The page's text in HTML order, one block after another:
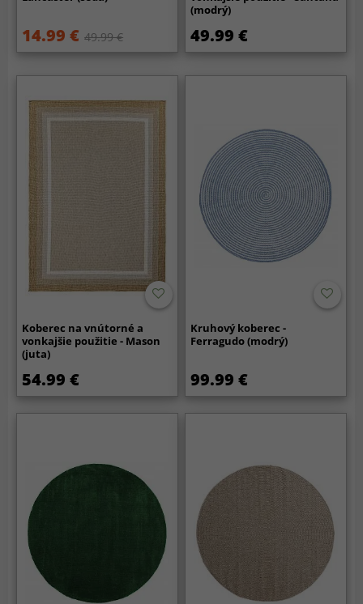
14.99 € 49.99 €
(modrý)
49.99 €
Koberec na vnútorné a
vonkajšie použitie - Mason
(juta)
54.99 €
Kruhový koberec -
Ferragudo (modrý)
99.99 €